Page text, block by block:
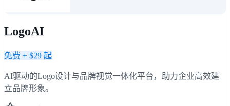
LogoAI
免费 + $29 起
AI驱动的Logo设计与品牌视觉一体化平台，助力企业高效建
立品牌形象。